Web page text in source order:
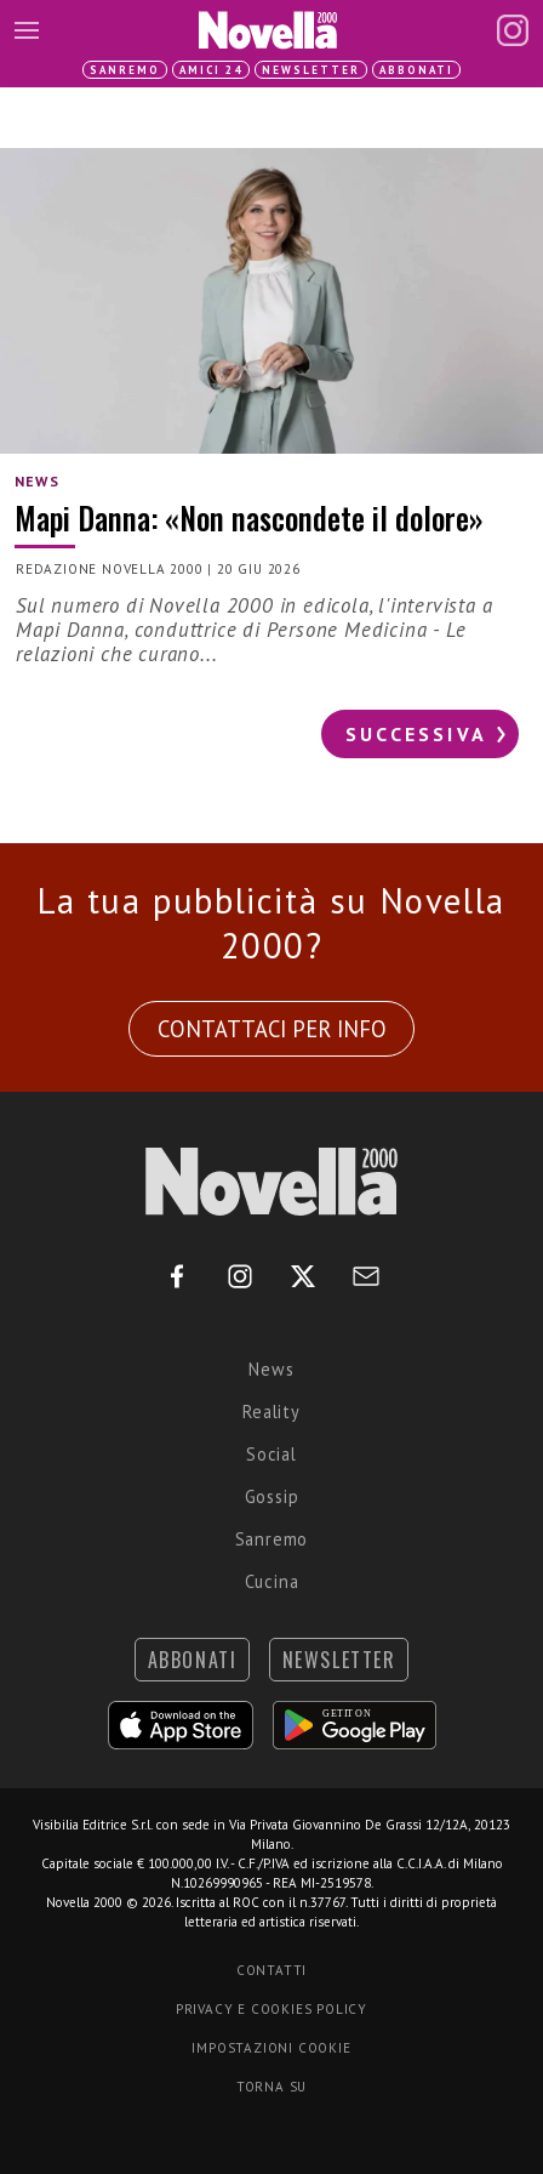
SANREMO AMICI 24 NEWSLETTER ABBONATI
NEWS
Mapi Danna: «Non nascondete il dolore»
REDAZIONE NOVELLA 2000 |20 GIU 2026
Sul numero di Novella 2000 in edicola, l'intervista a
Mapi Danna, conduttrice di Persone Medicina - Le
relazioni che curano...
SUCCESSIVA
La tua pubblicità su Novella
2000?
CONTATTACI PER INFO
News
Reality
Social
Gossip
Sanremo
Cucina
ABBONATI NEWSLETTER
Visibilia Editrice S.r.l. con sede in Via Privata Giovannino De Grassi 12/12A, 20123
Milano.
Capitale sociale € 100.000,00 I.V. - C.F./P.IVA ed iscrizione alla C.C.I.A.A. di Milano
N.10269990965 - REA MI-2519578.
Novella 2000 © 2026. Iscritta al ROC con il n.37767. Tutti i diritti di proprietà
letteraria ed artistica riservati.
CONTATTI
PRIVACY E COOKIES POLICY
IMPOSTAZIONI COOKIE
TORNA SU